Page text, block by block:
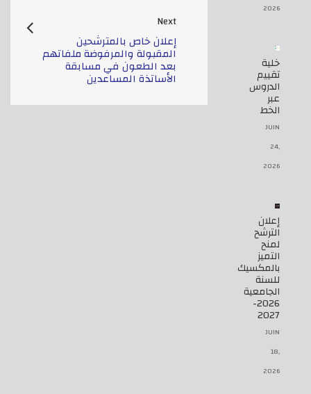
Next
إعلان خاص بالمترشحين
المقبولة والمرفوضة ملفاتهم
بعد الطعون في مسابقة
الأساتذة المساعدين
2026
خلية
تقييم
الدروس
عبر
الخط
JUIN
24,
2026
إعلان
الترشح
لمنح
التميز
بالمكسيك
للسنة
الجامعية
2026-
2027
JUIN
18,
2026